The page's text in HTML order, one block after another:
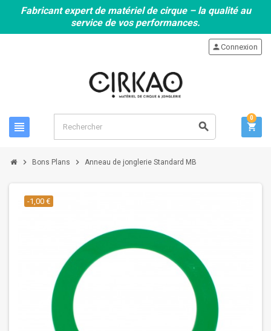
Fabricant expert de matériel de cirque – la qualité au
service de vos performances.
view_headline search
personConnexion
shopping_cart
0
chevron_right Bons Plans chevron_right Anneau de jonglerie Standard MB
-1,00 €